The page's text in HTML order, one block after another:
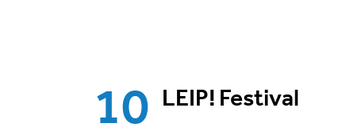
10 LEIP! Festival